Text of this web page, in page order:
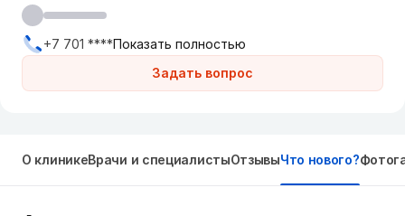
Задать вопрос
+7 701 ****Показать полностью
О клиникеВрачи и специалистыОтзывыЧто нового?